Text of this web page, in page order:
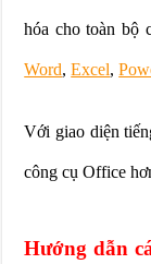
hóa cho toàn bộ
Word,Excel,
Với giao diện
công cụ Office
Hướng dẫn